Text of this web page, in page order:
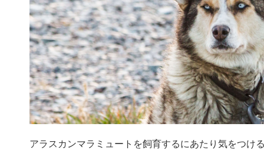
アラスカンマラミュートを飼育するにあたり気をつけ